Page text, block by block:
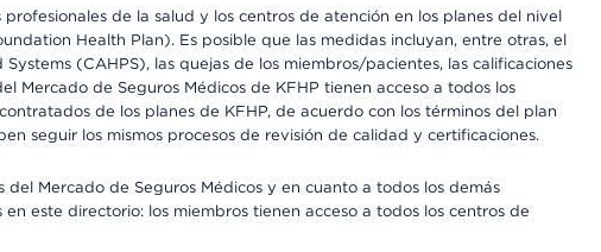
de la salud y los centros de atención en los planes del nivel
Health Plan). Es posible que las medidas incluyan, entre otras, el
(CAHPS), las quejas de los miembros/pacientes, las calificaciones
Mercado de Seguros Médicos de KFHP tienen acceso a todos los
de los planes de KFHP, de acuerdo con los términos del plan
seguir los mismos procesos de revisión de calidad y certificaciones.
Mercado de Seguros Médicos y en cuanto a todos los demás
este directorio: los miembros tienen acceso a todos los centros de